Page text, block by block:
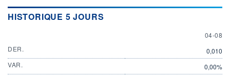
HISTORIQUE 5 JOURS
4
04-08
DER.
0,010
VAR.
0,00%